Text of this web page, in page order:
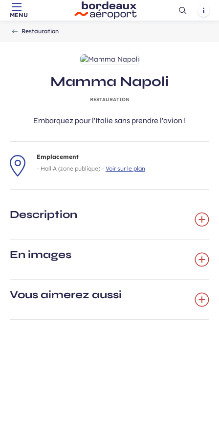
Aller au contenu principal
Aller à la navigation
Aller à la
MENU
Ouvrir
Restauration
Mamma Napoli
RESTAURATION
Embarquez pour l’Italie sans prendre l’avion !
Emplacement
- Hall A (zone publique) - Voir sur le plan
Description
En images
Vous aimerez aussi